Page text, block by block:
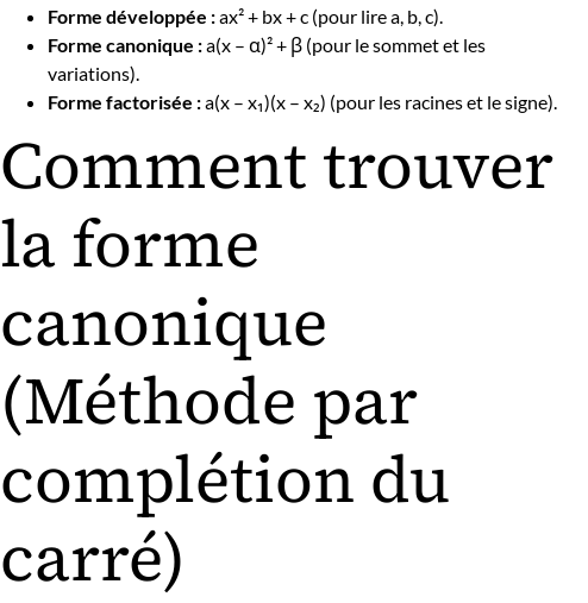
Forme développée :ax² + bx + c (pour lire a, b, c).
Forme canonique :a(x – α)² + β (pour le sommet et les
variations).
Forme factorisée :a(x – x₁)(x – x₂) (pour les racines et le signe).
Comment trouver
la forme
canonique
(Méthode par
complétion du
carré)